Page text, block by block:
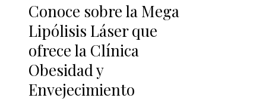
Conoce sobre la Mega
Lipólisis Láser que
ofrece la Clínica
Obesidad y
Envejecimiento